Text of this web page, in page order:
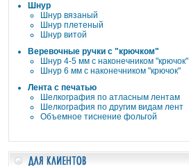
Шнур
Шнур вязаный
Шнур плетеный
Шнур витой
Веревочные ручки c "крючком"
Шнур 4-5 мм с наконечником "крючок"
Шнур 6 мм с наконечником "крючок"
Лента с печатью
Шелкография по атласным лентам
Шелкография по другим видам лент
Объемное тиснение фольгой